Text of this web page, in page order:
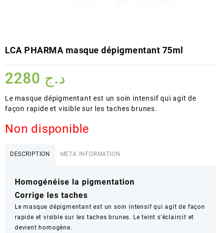
LCA PHARMA masque dépigmentant 75ml
د.ج
Le masque dépigmentant est un soin intensif qui agit de
façon rapide et visible sur les taches brunes.
Non disponible
DESCRIPTION META INFORMATION
Homogénéise la pigmentation
Corrige les taches
Le masque dépigmentant est un soin intensif qui agit de façon
rapide et visible sur les taches brunes. Le teint s’éclaircit et
devient homogène.